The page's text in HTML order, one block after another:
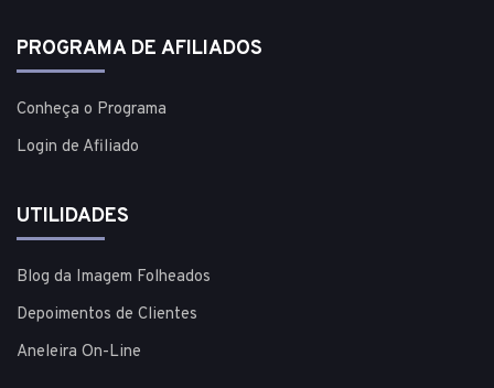
PROGRAMA DE AFILIADOS
Conheça o Programa
Login de Afiliado
UTILIDADES
Blog da Imagem Folheados
Depoimentos de Clientes
Aneleira On-Line